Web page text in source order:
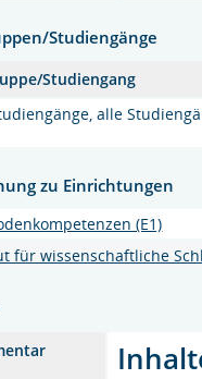
Studiengänge
Studiengang
alle
zu Einrichtungen
(E1)
für wissenschaftliche